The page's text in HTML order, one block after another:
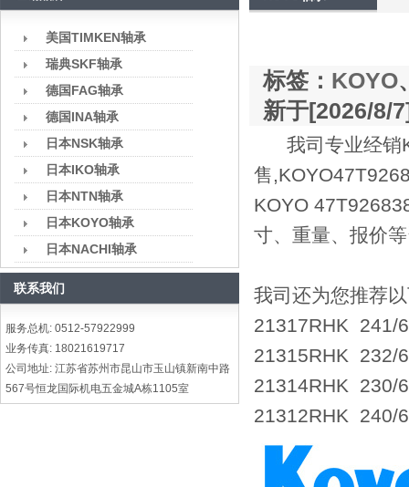
美国TIMKEN轴承
瑞典SKF轴承
德国FAG轴承
德国INA轴承
日本NSK轴承
日本IKO轴承
日本NTN轴承
日本KOYO轴承
日本NACHI轴承
联系我们
服务总机: 0512-57922999
业务传真: 18021619717
公司地址: 江苏省苏州市昆山市玉山镇新南中路
567号恒龙国际机电五金城A栋1105室
标签： KOYO
新于[2026/8/
我司专业经销
售
KOYO
寸、重量、报价
我司还为您推荐
21317RHK 241/
21315RHK 232/
21314RHK 230/
21312RHK 240/